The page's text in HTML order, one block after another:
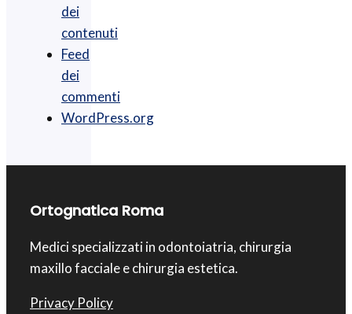
dei
contenuti
Feed
dei
commenti
WordPress.org
Ortognatica Roma
Medici specializzati in odontoiatria, chirurgia
maxillo facciale e chirurgia estetica.
Privacy Policy